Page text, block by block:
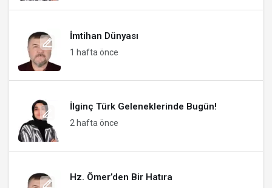
İmtihan Dünyası
1 hafta önce
İlginç Türk Geleneklerinde Bugün!
2 hafta önce
Hz. Ömer’den Bir Hatıra